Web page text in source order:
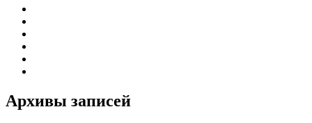
Архивы записей